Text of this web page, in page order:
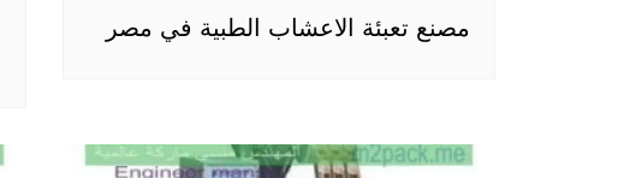
مصنع تعبئة الاعشاب الطبية في مصر